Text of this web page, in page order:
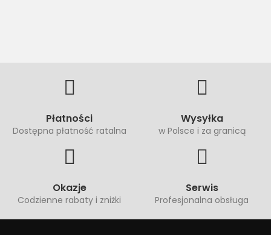
Płatności
Dostępna płatność ratalna
Wysyłka
w Polsce i za granicą
Okazje
Codzienne rabaty i zniżki
Serwis
Profesjonalna obsługa